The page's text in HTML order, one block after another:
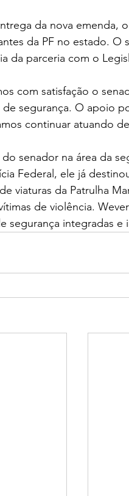
da nova emenda,
da PF no estado. O
da parceria com o
com satisfação o
de segurança. O apoio
continuar atuando
senador na área da
Federal, ele já
viaturas da Patrulha
de violência.
segurança integradas